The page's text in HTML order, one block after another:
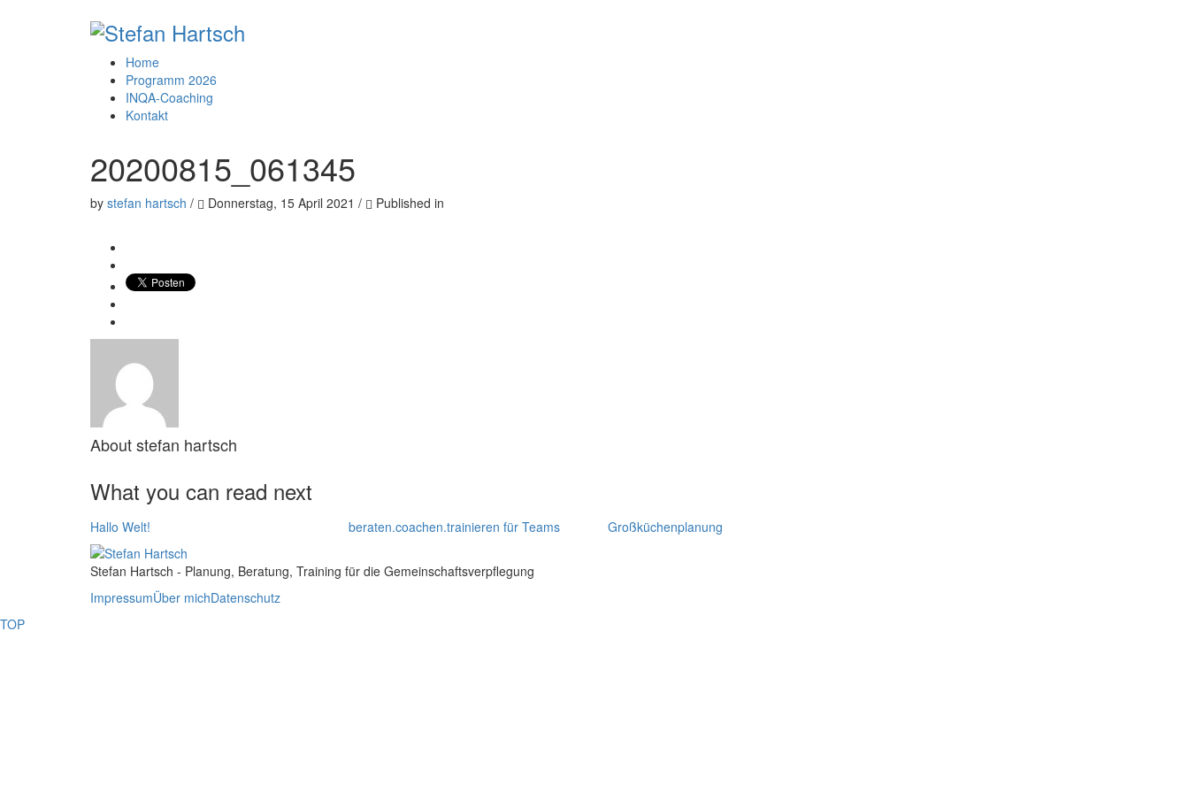
Home
Programm 2026
INQA-Coaching
Kontakt
20200815_061345
by stefan hartsch / Donnerstag, 15 April 2021 / Published in
Aboutstefan hartsch
What you can read next
Hallo Welt! beraten.coachen.trainieren für Teams Großküchenplanung
Stefan Hartsch - Planung, Beratung, Training für die Gemeinschaftsverpflegung
ImpressumÜber michDatenschutz
TOP